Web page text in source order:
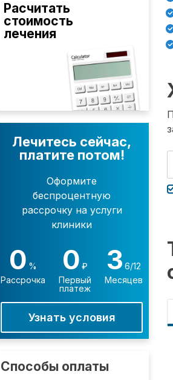
Расчитать
стоимость
лечения
Лечитесь сейчас,
платите потом!
Оформите
беспроцентную
рассрочку на услуги
клиники
0 %
Рассрочка
0 ₽
Первый
платеж
3 6/12
Месяцев
Узнать условия
Способы оплаты